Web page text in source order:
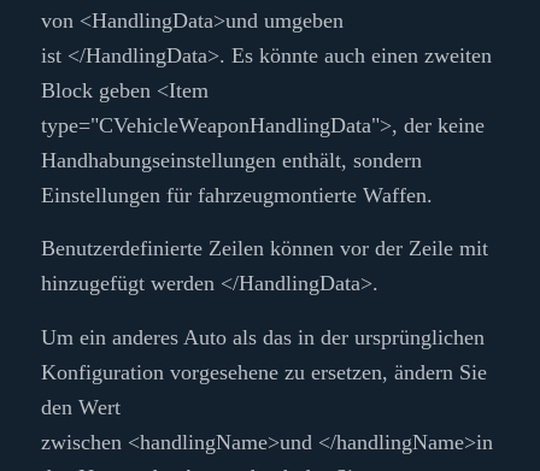
von <HandlingData>und umgeben
ist </HandlingData>. Es könnte auch einen zweiten
Block geben <Item
type="CVehicleWeaponHandlingData">, der keine
Handhabungseinstellungen enthält, sondern
Einstellungen für fahrzeugmontierte Waffen.
Benutzerdefinierte Zeilen können vor der Zeile mit
hinzugefügt werden </HandlingData>.
Um ein anderes Auto als das in der ursprünglichen
Konfiguration vorgesehene zu ersetzen, ändern Sie
den Wert
zwischen <handlingName>und </handlingName>in